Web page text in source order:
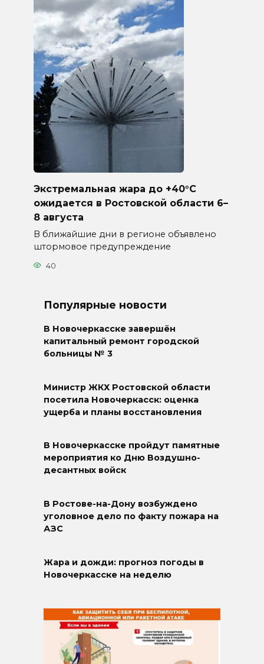
Экстремальная жара до +40°C
ожидается в Ростовской области 6–
8 августа
В ближайшие дни в регионе объявлено
штормовое предупреждение
40
Популярные новости
В Новочеркасске завершён
капитальный ремонт городской
больницы № 3
Министр ЖКХ Ростовской области
посетила Новочеркасск: оценка
ущерба и планы восстановления
В Новочеркасске пройдут памятные
мероприятия ко Дню Воздушно-
десантных войск
В Ростове-на-Дону возбуждено
уголовное дело по факту пожара на
АЗС
Жара и дожди: прогноз погоды в
Новочеркасске на неделю